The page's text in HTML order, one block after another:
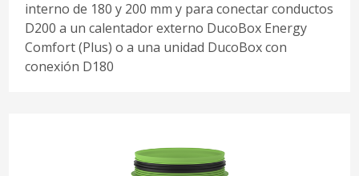
interno de 180 y 200 mm y para conectar conductos
D200 a un calentador externo DucoBox Energy
Comfort (Plus) o a una unidad DucoBox con
conexión D180